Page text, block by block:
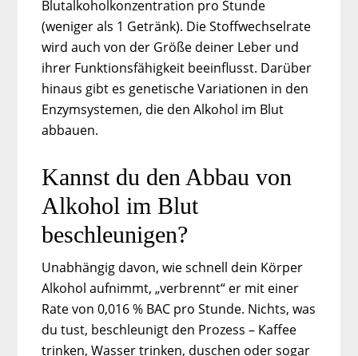
Blutalkoholkonzentration pro Stunde
(weniger als 1 Getränk). Die Stoffwechselrate
wird auch von der Größe deiner Leber und
ihrer Funktionsfähigkeit beeinflusst. Darüber
hinaus gibt es genetische Variationen in den
Enzymsystemen, die den Alkohol im Blut
abbauen.
Kannst du den Abbau von
Alkohol im Blut
beschleunigen?
Unabhängig davon, wie schnell dein Körper
Alkohol aufnimmt, „verbrennt“ er mit einer
Rate von 0,016 % BAC pro Stunde. Nichts, was
du tust, beschleunigt den Prozess – Kaffee
trinken, Wasser trinken, duschen oder sogar